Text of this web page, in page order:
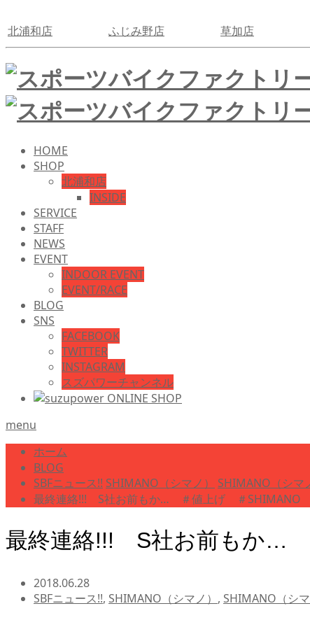
北浦和店 ふじみ野店 草加店
HOME
SHOP
北浦和店
INSIDE
SERVICE
STAFF
NEWS
EVENT
INDOOR EVENT
EVENT/RACE
BLOG
SNS
FACEBOOK
TWITTER
INSTAGRAM
スズパワーチャンネル
menu
ホーム
BLOG
SBFニュース!! SHIMANO（シマノ） SHIMANO（シマ
最終連絡!!! S社お前もか… ＃値上げ ＃
最終連絡!!! S社お前もか
2018.06.28
SBFニュース!!, SHIMANO（シマノ） , SHIMANO（シ